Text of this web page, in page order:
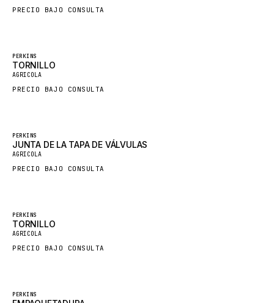
SDLG
GAME
DOOSAN
GROVE
MANNESMANN
PRECIO BAJO CONSULTA
Destacado
PERKINS
TORNILLO
AGRICOLA
PRECIO BAJO CONSULTA
Destacado
PERKINS
JUNTA DE LA TAPA DE VÁLVULAS
AGRICOLA
PRECIO BAJO CONSULTA
Destacado
PERKINS
TORNILLO
AGRICOLA
PRECIO BAJO CONSULTA
Destacado
PERKINS